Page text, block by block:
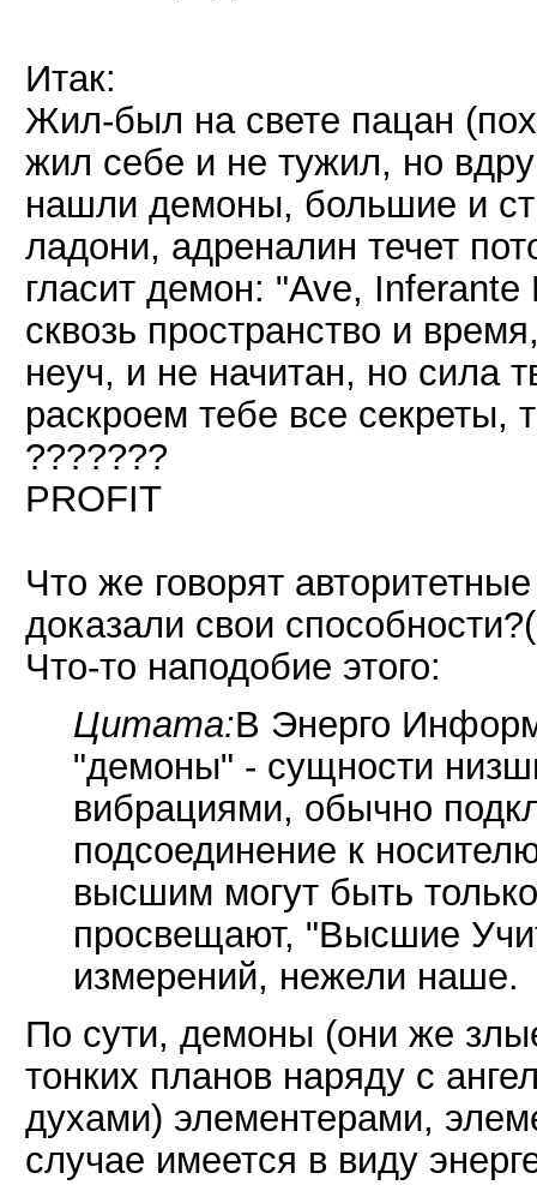
Итак:
Жил-был на свете пацан
жил себе и не тужил, но
нашли демоны, большие и
ладони, адреналин течет
гласит демон: "Ave,
сквозь пространство и
неуч, и не начитан, но сила
раскроем тебе все секреты,
???????
PROFIT
Что же говорят
доказали свои
Что-то наподобие этого:
Цитата:В Энерго
"демоны" - сущности
вибрациями, обычно
подсоединение к
высшим могут быть
просвещают, "Высшие
измерений, нежели наше.
По сути, демоны (они же
тонких планов наряду с
духами) элементерами,
случае имеется в виду